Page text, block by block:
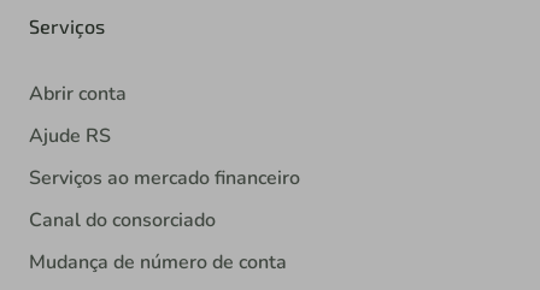
Serviços
Abrir conta
Ajude RS
Serviços ao mercado financeiro
Canal do consorciado
Mudança de número de conta